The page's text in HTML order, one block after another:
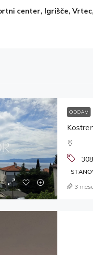
center, Igrišče,
ODDAM
3